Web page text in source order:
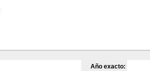
Año exacto: